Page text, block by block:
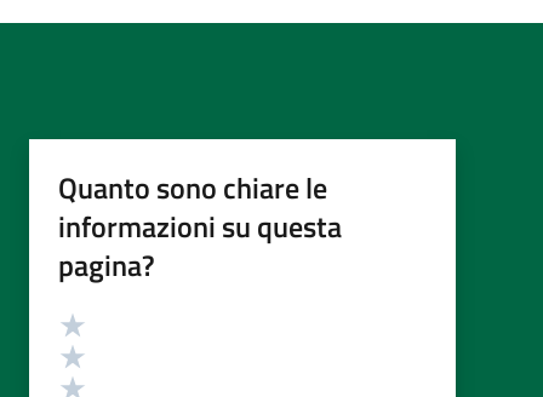
Quanto sono chiare le
informazioni su questa
pagina?
Valutazione